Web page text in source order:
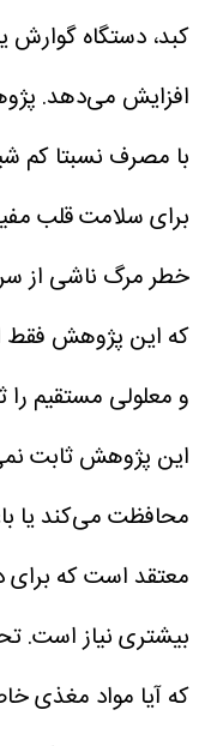
کبد، دستگاه گوارش
افزایش می‌دهد.
با مصرف نسبتا
برای سلامت قلب
خطر مرگ ناشی از
که این پژوهش فقط
و معلولی مستقیم را
این پژوهش ثابت
محافظت می‌کند یا
معتقد است که برای
بیشتری نیاز است.
که آیا مواد مغذی